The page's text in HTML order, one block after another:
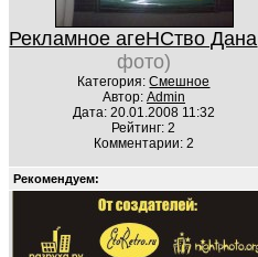
Рекламное агеНСтво Дана
фото)
Категория:Смешное
Автор: Admin
Дата: 20.01.2008 11:32
Рейтинг: 2
Комментарии: 2
Рекомендуем: